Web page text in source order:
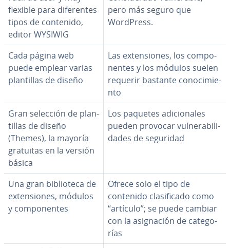
flexible para di­fe­re­n­tes
tipos de contenido,
editor WYSIWIG
pero más seguro que
WordPress.
Cada página web
puede emplear varias
pla­n­ti­llas de diseño
Las ex­te­n­sio­nes, los co­m­po­
ne­n­tes y los módulos suelen
requerir bastante co­no­ci­mie­
n­to
Gran selección de pla­n­
ti­llas de diseño
(Themes), la mayoría
gratuitas en la versión
básica
Los paquetes adi­cio­na­les
pueden provocar vu­l­ne­ra­bi­li­
da­des de seguridad
Una gran bi­blio­te­ca de
ex­te­n­sio­nes, módulos
y co­m­po­ne­n­tes
Ofrece solo el tipo de
contenido cla­si­fi­ca­do como
“artículo”; se puede cambiar
con la asi­g­na­ción de ca­te­go­
rías